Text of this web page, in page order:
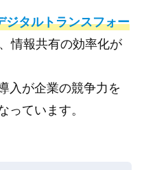
ジタルトランスフォー
情報共有の効率化が
入が企業の競争力を
っています。